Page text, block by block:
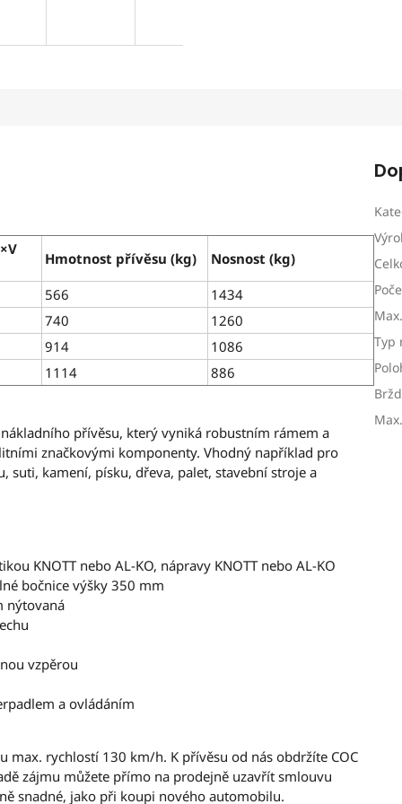
Hmotnost přívěsu (kg)
Nosnost (kg)
566
1434
740
1260
914
1086
1114
886
přívěsu, který vyniká robustním rámem a
značkovými komponenty. Vhodný například pro
suti, kamení, písku, dřeva, palet, stavební stroje a
KNOTT nebo AL-KO, nápravy KNOTT nebo AL-KO
bočnice výšky 350 mm
nýtovaná
vzpěrou
a ovládáním
max. rychlostí 130 km/h. K přívěsu od nás obdržíte COC
zájmu můžete přímo na prodejně uzavřít smlouvu
snadné, jako při koupi nového automobilu.
Typ